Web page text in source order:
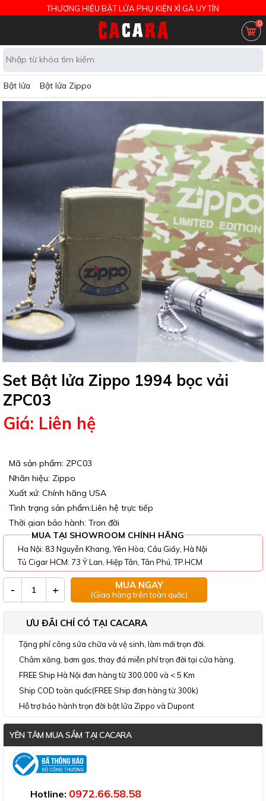
THƯƠNG HIỆU BẬT LỬA PHỤ KIỆN XÌ GÀ UY TÍN
0
Bật lửa Bật lửa Zippo
Set Bật lửa Zippo 1994 bọc vải
ZPC03
Giá: Liên hệ
Mã sản phẩm: ZPC03
Nhãn hiệu: Zippo
Xuất xứ: Chính hãng USA
Tình trạng sản phẩm:Liên hệ trực tiếp
Thời gian bảo hành: Trọn đời
MUA TẠI SHOWROOM CHÍNH HÃNG
Ha Nội: 83 Nguyễn Khang, Yên Hòa, Cầu Giấy, Hà Nội
Tủ Cigar HCM: 73 Ỷ Lan, Hiệp Tân, Tân Phú, TP.HCM
- + MUA NGAY
(Giao hàng trên toàn quốc)
ƯU ĐÃI CHỈ CÓ TẠI CACARA
Tặng phí công sửa chữa và vệ sinh, làm mới trọn đời.
Châm xăng, bơm gas, thay đá miễn phí trọn đời tại cửa hàng.
FREE Ship Hà Nội đơn hàng từ 300.000 và < 5 Km
Ship COD toàn quốc(FREE Ship đơn hàng từ 300k)
Hỗ trợ bảo hành trọn đời bật lửa Zippo và Dupont
YÊN TÂM MUA SẮM TẠI CACARA
Hotline: 0972.66.58.58